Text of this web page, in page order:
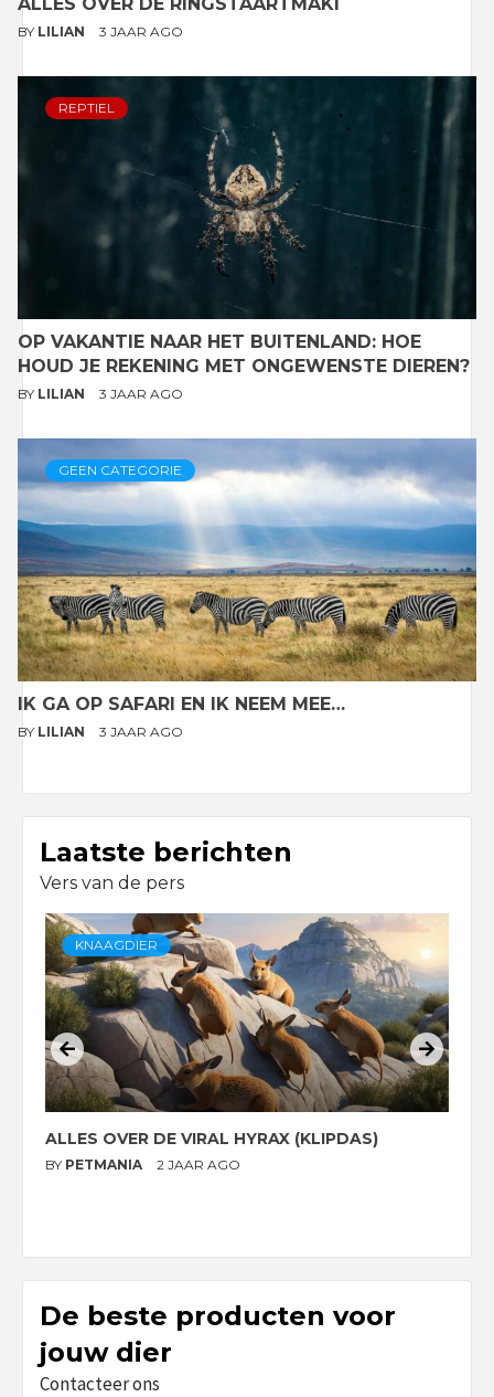
BY LILIAN 3 JAAR AGO
REPTIEL
OP VAKANTIE NAAR HET BUITENLAND: HOE
HOUD JE REKENING MET ONGEWENSTE DIEREN?
BY LILIAN 3 JAAR AGO
GEEN CATEGORIE
IK GA OP SAFARI EN IK NEEM MEE…
BY LILIAN 3 JAAR AGO
Laatste berichten
Vers van de pers
KNAAGDIER
ALLES OVER DE VIRAL HYRAX (KLIPDAS)
BY PETMANIA 2 JAAR AGO
De beste producten voor
jouw dier
Contacteer ons